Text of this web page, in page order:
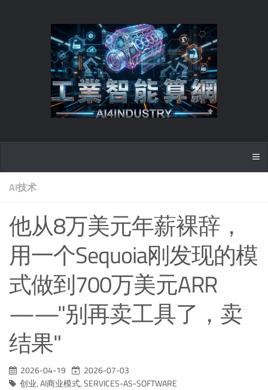
AI技术
他从8万美元年薪裸辞，
用一个Sequoia刚发现的模
式做到700万美元ARR
——"别再卖工具了，卖
结果"
2026-04-19
2026-07-03
创业,AI商业模式,SERVICES-AS-SOFTWARE